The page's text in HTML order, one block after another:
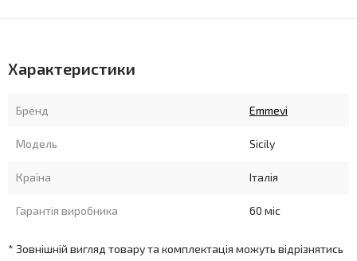
Характеристики
Бренд Emmevi
Модель Sicily
Країна Італія
Гарантія виробника 60 міс
* Зовнішній вигляд товару та комплектація можуть відрізнятись